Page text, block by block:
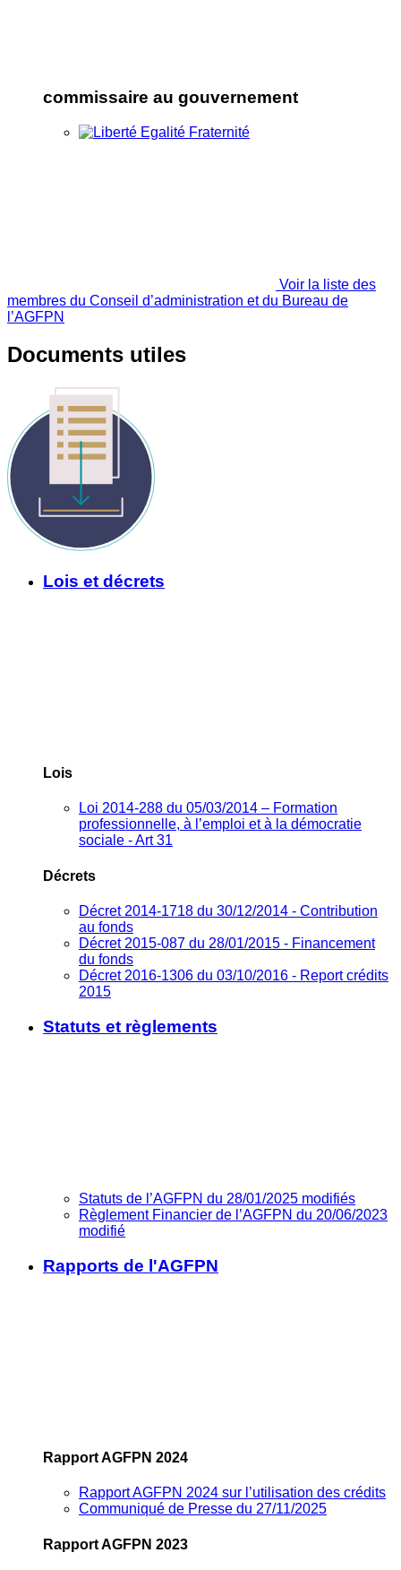
commissaire au gouvernement
Voir la liste des
membres du Conseil d’administration et du Bureau de
l’AGFPN
Documents utiles
Lois et décrets
Lois
Loi 2014-288 du 05/03/2014 – Formation
professionnelle, à l’emploi et à la démocratie
sociale - Art 31
Décrets
Décret 2014-1718 du 30/12/2014 - Contribution
au fonds
Décret 2015-087 du 28/01/2015 - Financement
du fonds
Décret 2016-1306 du 03/10/2016 - Report crédits
2015
Statuts et règlements
Statuts de l’AGFPN du 28/01/2025 modifiés
Règlement Financier de l’AGFPN du 20/06/2023
modifié
Rapports de l'AGFPN
Rapport AGFPN 2024
Rapport AGFPN 2024 sur l’utilisation des crédits
Communiqué de Presse du 27/11/2025
Rapport AGFPN 2023